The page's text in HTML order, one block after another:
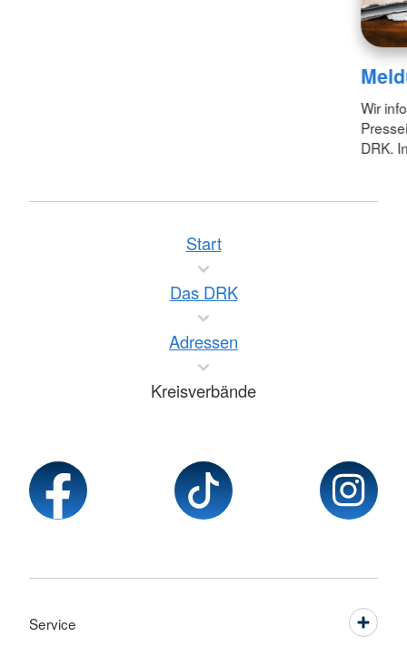
Wir
DRK.
Start
Das DRK
Adressen
Kreisverbände
Service